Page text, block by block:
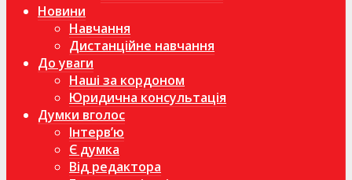
Новини
Навчання
Дистанційне навчання
До уваги
Наші за кордоном
Юридична консультація
Думки вголос
Інтерв’ю
Є думка
Від редактора